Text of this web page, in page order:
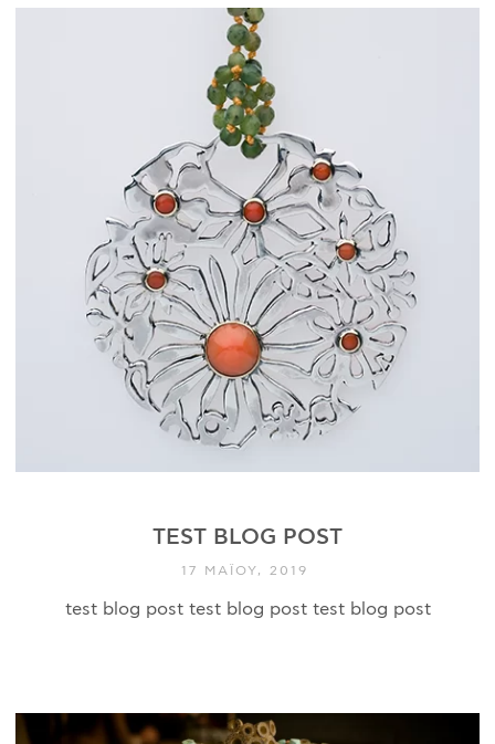
TEST BLOG POST
17 ΜΑΪ́ΟΥ, 2019
test blog post test blog post test blog post